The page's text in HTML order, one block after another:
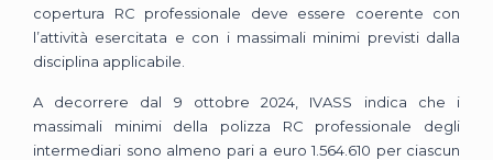
copertura RC professionale deve essere coerente con
l’attività esercitata e con i massimali minimi previsti dalla
disciplina applicabile.
A decorrere dal 9 ottobre 2024, IVASS indica che i
massimali minimi della polizza RC professionale degli
intermediari sono almeno pari a euro 1.564.610 per ciascun